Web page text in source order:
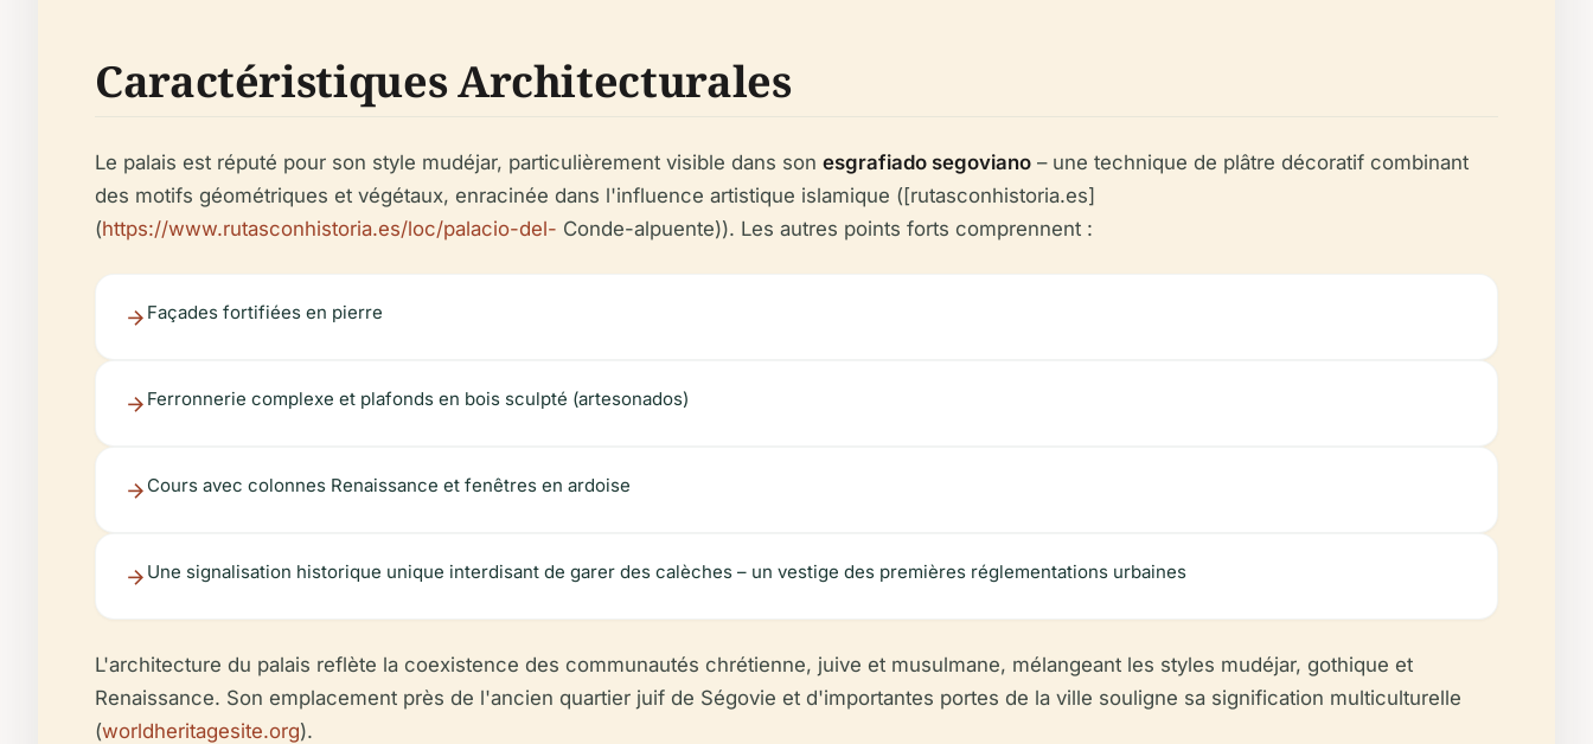
Caractéristiques Architecturales
Le palais est réputé pour son style mudéjar, particulièrement visible dans son esgrafiado segoviano – une technique de plâtre décoratif combinant
des motifs géométriques et végétaux, enracinée dans l'influence artistique islamique ([rutasconhistoria.es]
(https://www.rutasconhistoria.es/loc/palacio-del- Conde-alpuente)). Les autres points forts comprennent :
Façades fortifiées en pierre
Ferronnerie complexe et plafonds en bois sculpté (artesonados)
Cours avec colonnes Renaissance et fenêtres en ardoise
Une signalisation historique unique interdisant de garer des calèches – un vestige des premières réglementations urbaines
L'architecture du palais reflète la coexistence des communautés chrétienne, juive et musulmane, mélangeant les styles mudéjar, gothique et
Renaissance. Son emplacement près de l'ancien quartier juif de Ségovie et d'importantes portes de la ville souligne sa signification multiculturelle
(worldheritagesite.org).